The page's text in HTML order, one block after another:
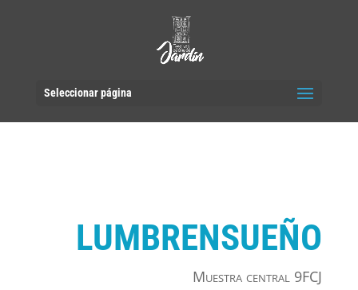
Seleccionar página
LUMBRENSUEÑO
Muestra central 9FCJ